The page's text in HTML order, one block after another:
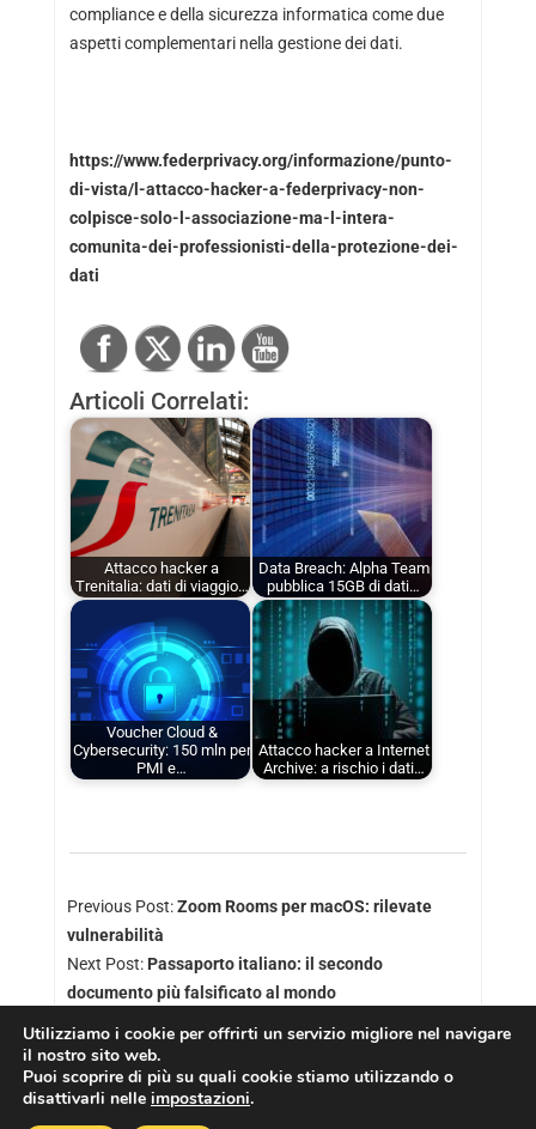
compliance e della sicurezza informatica come due
aspetti complementari nella gestione dei dati.
https://www.federprivacy.org/informazione/punto-
di-vista/l-attacco-hacker-a-federprivacy-non-
colpisce-solo-l-associazione-ma-l-intera-
comunita-dei-professionisti-della-protezione-dei-
dati
Articoli Correlati:
Attacco hacker a
Trenitalia: dati di viaggio…
Data Breach: Alpha Team
pubblica 15GB di dati…
Voucher Cloud &
Cybersecurity: 150 mln per
PMI e…
Attacco hacker a Internet
Archive: a rischio i dati…
Previous Post:Zoom Rooms per macOS: rilevate
vulnerabilità
Next Post: Passaporto italiano: il secondo
documento più falsificato al mondo
Utilizziamo i cookie per offrirti un servizio migliore nel navigare
il nostro sito web.
Puoi scoprire di più su quali cookie stiamo utilizzando o
disattivarli nelle impostazioni.